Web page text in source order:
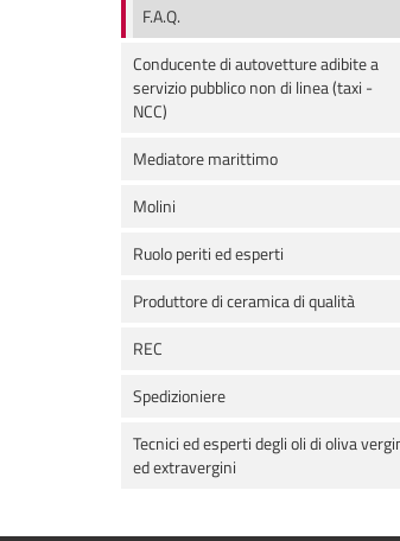
F.A.Q.
Conducente di autovetture adibite a
servizio pubblico non di linea (taxi -
NCC)
Mediatore marittimo
Molini
Ruolo periti ed esperti
Produttore di ceramica di qualità
REC
Spedizioniere
Tecnici ed esperti degli oli di oliva
ed extravergini